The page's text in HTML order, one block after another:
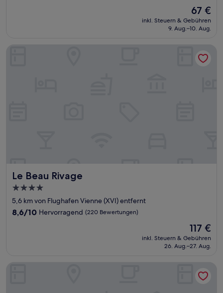
Bewertungen)
Der
Preis
beträgt
67 €
inkl. Steuern & Gebühren
9. Aug.–10. Aug.
Le Beau Rivage
Le Beau Rivage
4.0-
Sterne-
Unterkunft
5,6 km von Flughafen Vienne (XVI) entfernt
8.6
8,6/10 Hervorragend (220 Bewertungen)
Der
Preis
beträgt
117 €
inkl. Steuern & Gebühren
26. Aug.–27. Aug.
ibis Styles Lyon Sud Vienne